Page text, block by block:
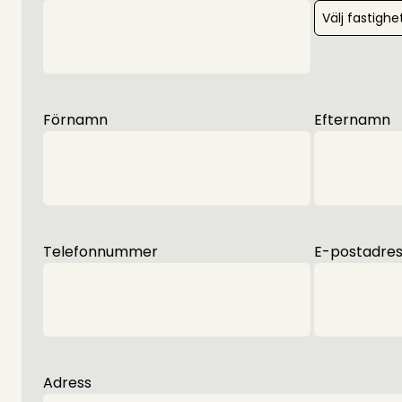
Förnamn Efternamn
Telefonnummer E-
Adress